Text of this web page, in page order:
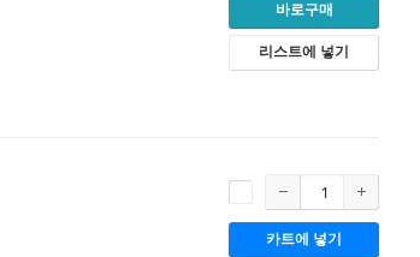
바로구매
리스트에 넣기
카트에 넣기